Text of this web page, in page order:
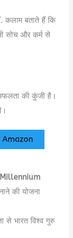
कलाम बताते हैं कि
सोच और कर्म से
की कुंजी है।
Amazon
की योजना
से भारत विश्व गुरु